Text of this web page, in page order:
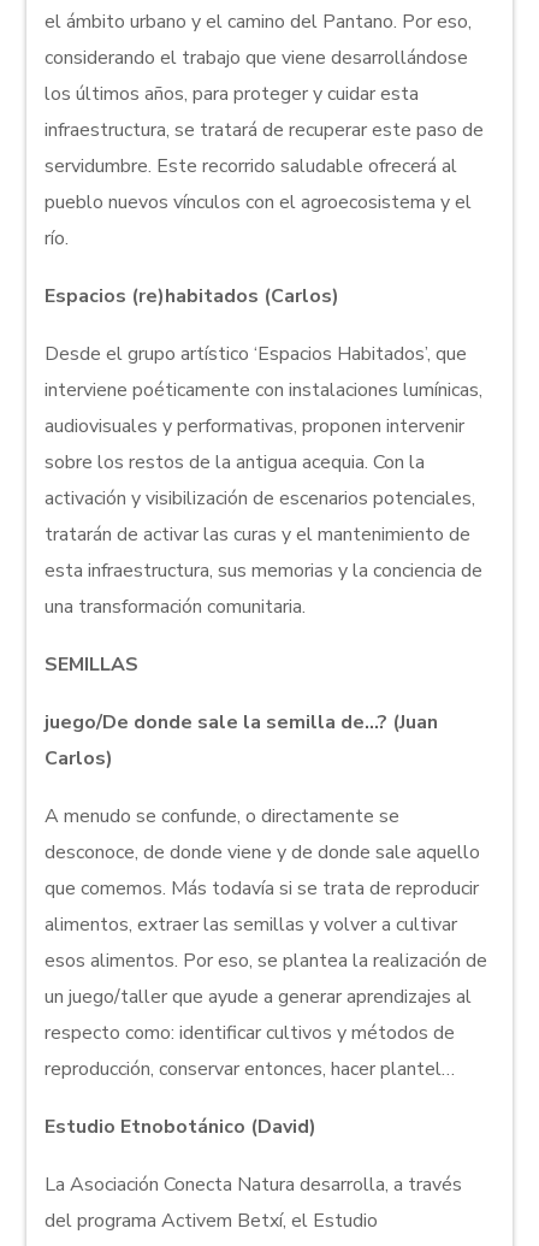
el ámbito urbano y el camino del Pantano. Por eso,
considerando el trabajo que viene desarrollándose
los últimos años, para proteger y cuidar esta
infraestructura, se tratará de recuperar este paso de
servidumbre. Este recorrido saludable ofrecerá al
pueblo nuevos vínculos con el agroecosistema y el
río.
Espacios (re)habitados (Carlos)
Desde el grupo artístico ‘Espacios Habitados’, que
interviene poéticamente con instalaciones lumínicas,
audiovisuales y performativas, proponen intervenir
sobre los restos de la antigua acequia. Con la
activación y visibilización de escenarios potenciales,
tratarán de activar las curas y el mantenimiento de
esta infraestructura, sus memorias y la conciencia de
una transformación comunitaria.
SEMILLAS
juego/De donde sale la semilla de…? (Juan
Carlos)
A menudo se confunde, o directamente se
desconoce, de donde viene y de donde sale aquello
que comemos. Más todavía si se trata de reproducir
alimentos, extraer las semillas y volver a cultivar
esos alimentos. Por eso, se plantea la realización de
un juego/taller que ayude a generar aprendizajes al
respecto como: identificar cultivos y métodos de
reproducción, conservar entonces, hacer plantel…
Estudio Etnobotánico (David)
La Asociación Conecta Natura desarrolla, a través
del programa Activem Betxí, el Estudio